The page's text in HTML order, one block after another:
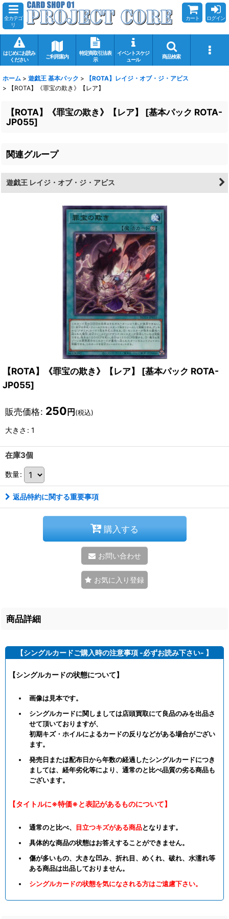
全カテゴ
リ
カート ログイン
はじめにお読み
ください
ご利用案内
特定商取引法表
示
イベントスケジ
ュール
商品検索
ホーム > 遊戯王 基本パック >
【ROTA】レイジ・オブ・ジ・アビス
>
【ROTA】《罪宝の欺き》【レア】
【ROTA】《罪宝の欺き》【レア】 [基本パック ROTA-
JP055]
関連グループ
遊戯王 レイジ・オブ・ジ・アビス
【ROTA】《罪宝の欺き》【レア】 [基本パック ROTA-
JP055]
販売価格: 250 円 (税込)
大きさ : 1
在庫3個
数量:
返品特約に関する重要事項
購入する
お問い合わせ
お気に入り登録
商品詳細
【シングルカードご購入時の注意事項 -必ずお読み下さい- 】
【シングルカードの状態について】
画像は見本です。
シングルカードに関しましては店頭買取にて良品のみを出品さ
せて頂いておりますが、
初期キズ・ホイルによるカードの反りなどがある場合がござい
ます。
発売日または配布日から年数の経過したシングルカードにつき
ましては、経年劣化等により、通常のと比べ品質の劣る商品も
ございます。
【タイトルに※特価※と表記があるものについて】
通常のと比べ、 目立つキズがある商品となります。
具体的な商品の状態はお答えすることができません。
傷が多いもの、大きな凹み、折れ目、めくれ、破れ、水濡れ等
ある商品は出品しておりません。
シングルカードの状態を気になされる方はご遠慮下さい。